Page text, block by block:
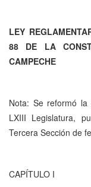
LEY
88 DE LA
CAMPECHE
Nota: Se reformó
LXIII Legislatura,
Tercera Sección de
CAPÍTULO I